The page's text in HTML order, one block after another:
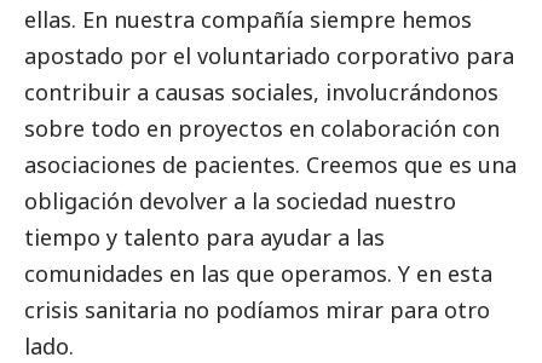
ellas. En nuestra compañía siempre hemos
apostado por el voluntariado corporativo para
contribuir a causas sociales, involucrándonos
sobre todo en proyectos en colaboración con
asociaciones de pacientes. Creemos que es una
obligación devolver a la sociedad nuestro
tiempo y talento para ayudar a las
comunidades en las que operamos. Y en esta
crisis sanitaria no podíamos mirar para otro
lado.